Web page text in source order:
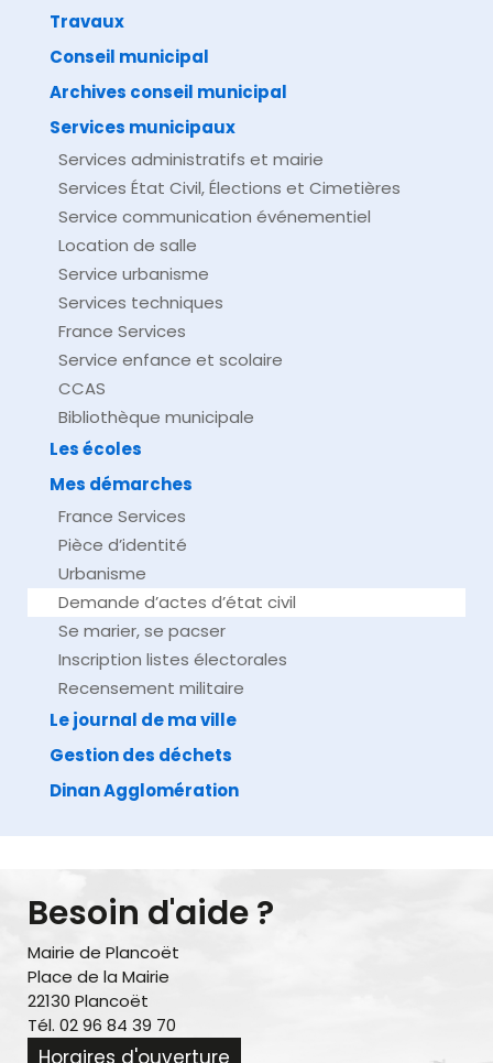
Direction de l'information légale et administrative
Travaux
Conseil municipal
Archives conseil municipal
Services municipaux
Services administratifs et mairie
Services État Civil, Élections et Cimetières
Service communication événementiel
Location de salle
Service urbanisme
Services techniques
France Services
Service enfance et scolaire
CCAS
Bibliothèque municipale
Les écoles
Mes démarches
France Services
Pièce d’identité
Urbanisme
Demande d’actes d’état civil
Se marier, se pacser
Inscription listes électorales
Recensement militaire
Le journal de ma ville
Gestion des déchets
Dinan Agglomération
Besoin d'aide ?
Mairie de Plancoët
Place de la Mairie
22130 Plancoët
Tél. 02 96 84 39 70